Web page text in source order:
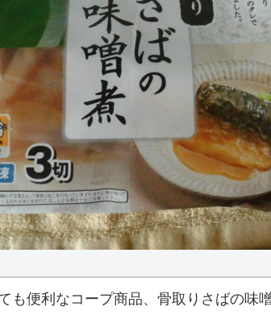
も便利なコープ商品、骨取りさばの味